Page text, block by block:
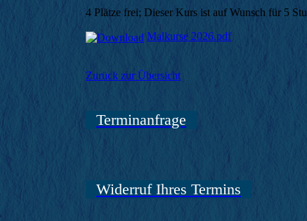
4 Plätze frei; Dieser Kurs ist auf Wunsch für 5
Malkurse 2026.pdf
Zurück zur Übersicht
Terminanfrage
Widerruf Ihres Termins